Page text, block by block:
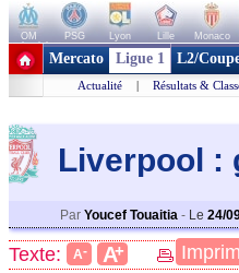
OM PSG Lyon Lille Monaco
+ de clubs
Mercato Ligue 1 L2/
Actualité | Résultats &
Liverpool :
Par Youcef Touaitia - Le 24/
Texte: A- A+